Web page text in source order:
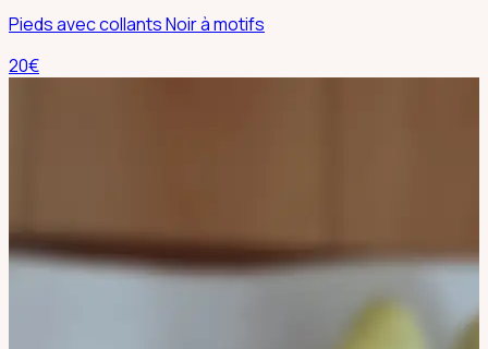
Pieds avec collants Noir à motifs
20€